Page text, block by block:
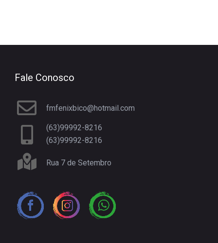
Fale Conosco
fmfenixbico@hotmail.com
(63)99992-8216
(63)99992-8216
Rua 7 de Setembro